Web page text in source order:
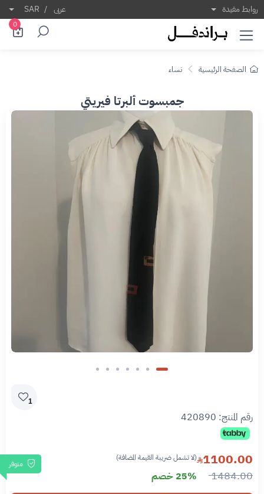
روابط مفيدة عربى /
SAR
0
الصفحة الرئيسية نساء
جمبسوت ألبرتا فيريتي
1
رقم المنتج: 420890
متوفر 1100.00 (لا تشمل ضريبة القيمة المضافة)
1484.00 25% خصم